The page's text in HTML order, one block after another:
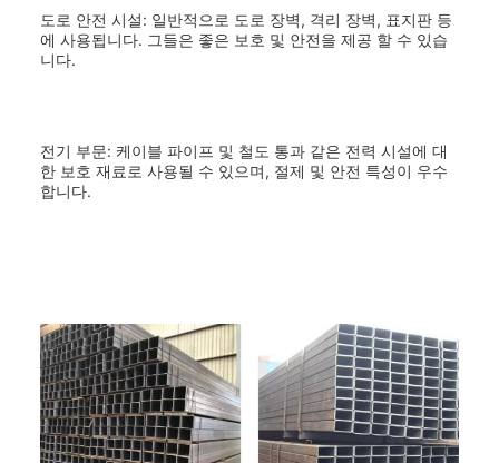
도로 안전 시설: 일반적으로 도로 장벽, 격리 장벽, 표지판 등
에 사용됩니다. 그들은 좋은 보호 및 안전을 제공 할 수 있습
니다.
전기 부문: 케이블 파이프 및 철도 통과 같은 전력 시설에 대
한 보호 재료로 사용될 수 있으며, 절제 및 안전 특성이 우수
합니다.